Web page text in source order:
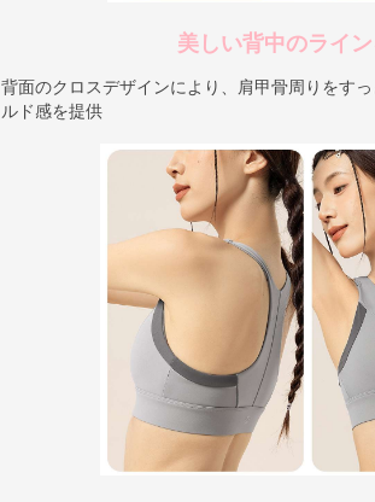
美しい背中のライ
背面のクロスデザインにより、肩甲骨周りをす
ルド感を提供